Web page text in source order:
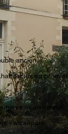
ancien.
au
- cuisine
- wc séparé.